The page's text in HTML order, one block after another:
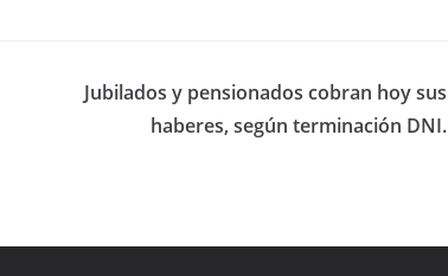
Jubilados y pensionados cobran hoy sus
haberes, según terminación DNI.